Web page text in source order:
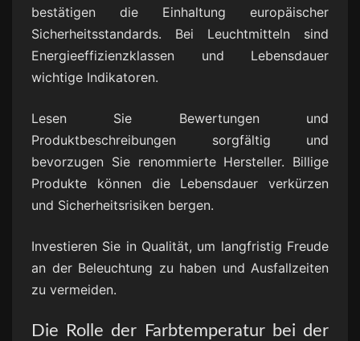
bestätigen die Einhaltung europäischer
Sicherheitsstandards. Bei Leuchtmitteln sind
Energieeffizienzklassen und Lebensdauer
wichtige Indikatoren.
Lesen Sie Bewertungen und
Produktbeschreibungen sorgfältig und
bevorzugen Sie renommierte Hersteller. Billige
Produkte können die Lebensdauer verkürzen
und Sicherheitsrisiken bergen.
Investieren Sie in Qualität, um langfristig Freude
an der Beleuchtung zu haben und Ausfallzeiten
zu vermeiden.
Die Rolle der Farbtemperatur bei der